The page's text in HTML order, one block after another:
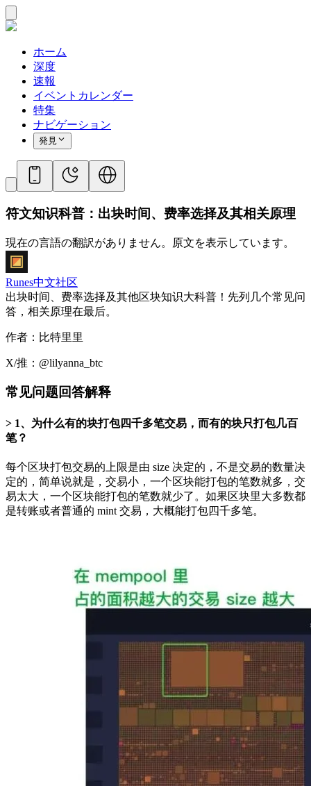
ホーム
深度
速報
イベントカレンダー
特集
ナビゲーション
発見
符文知识科普：出块时间、费率选择及其相关原理
現在の言語の翻訳がありません。原文を表示しています。
Runes中文社区
出块时间、费率选择及其他区块知识大科普！先列几个常见问
答，相关原理在最后。
作者：比特里里
X/推：@lilyanna_btc
常见问题回答解释
1、为什么有的块打包四千多笔交易，而有的块只打包几百
笔？
每个区块打包交易的上限是由 size 决定的，不是交易的数量决
定的，简单说就是，交易小，一个区块能打包的笔数就多，交
易太大，一个区块能打包的笔数就少了。如果区块里大多数都
是转账或者普通的 mint 交易，大概能打包四千多笔。